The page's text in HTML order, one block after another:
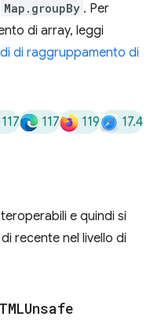
Map.groupBy . Per
di array, leggi
di raggruppamento di
117 117 119 17.4
e quindi si
recente nel livello di